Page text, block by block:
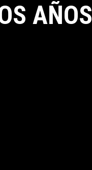
AÑOS